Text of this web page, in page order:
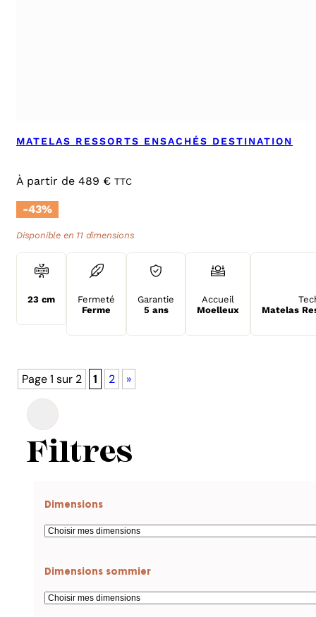
MATELAS RESSORTS ENSACHÉS DESTINATION
À partir de 489 € TTC
-43%
Disponible en 11 dimensions
23 cm
Fermeté
Ferme
Garantie
5 ans
Accueil
Moelleux
Matelas
Page 1 sur 2 1 2 »
Filtres
Dimensions
Dimensions sommier